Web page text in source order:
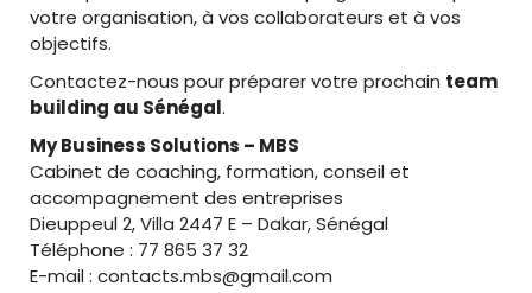
votre organisation, à vos collaborateurs et à vos
objectifs.
Contactez-nous pour préparer votre prochain team
building au Sénégal.
My Business Solutions – MBS
Cabinet de coaching, formation, conseil et
accompagnement des entreprises
Dieuppeul 2, Villa 2447 E – Dakar, Sénégal
Téléphone : 77 865 37 32
E-mail : contacts.mbs@gmail.com